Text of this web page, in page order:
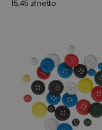
15,45 zł netto